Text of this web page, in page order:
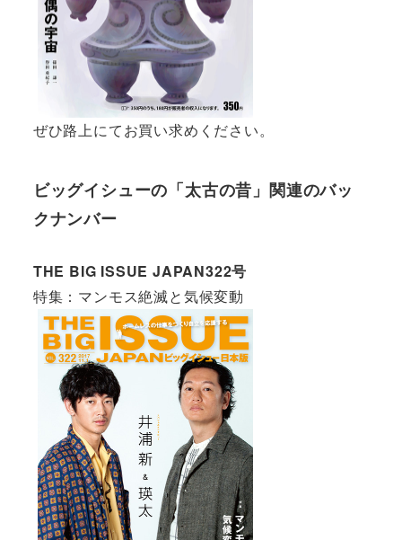
ぜひ路上にてお買い求めください。
ビッグイシューの「太古の昔」関連のバッ
クナンバー
THE BIG ISSUE JAPAN322号
特集：マンモス絶滅と気候変動